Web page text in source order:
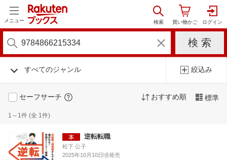
メニュー
すべてのジャンル 絞込み
セーフサーチ おすすめ順 標準
1～1件 (全 1件)
逆転転職
松下 公子
2025年10月10日頃発売